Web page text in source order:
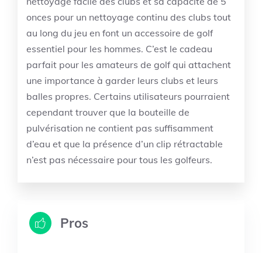
onces pour un nettoyage continu des clubs tout
au long du jeu en font un accessoire de golf
essentiel pour les hommes. C’est le cadeau
parfait pour les amateurs de golf qui attachent
une importance à garder leurs clubs et leurs
balles propres. Certains utilisateurs pourraient
cependant trouver que la bouteille de
pulvérisation ne contient pas suffisamment
d’eau et que la présence d’un clip rétractable
n’est pas nécessaire pour tous les golfeurs.
Pros